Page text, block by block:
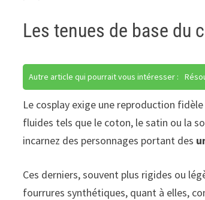
Les tenues de base du
Autre article qui pourrait vous intéresser :
Le cosplay exige une reproduction
fluides tels que le coton, le satin ou la
incarnez des personnages portant des
Ces derniers, souvent plus rigides ou
fourrures synthétiques, quant à elles,